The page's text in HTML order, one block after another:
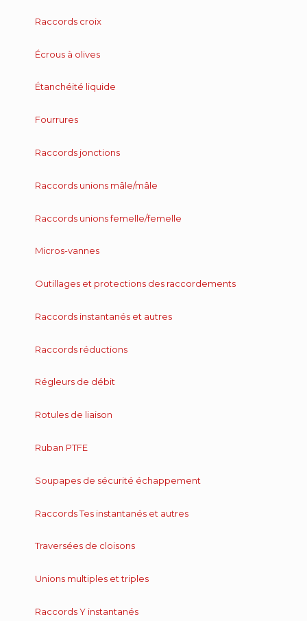
Raccords croix
Écrous à olives
Étanchéité liquide
Fourrures
Raccords jonctions
Raccords unions mâle/mâle
Raccords unions femelle/femelle
Micros-vannes
Outillages et protections des raccordements
Raccords instantanés et autres
Raccords réductions
Régleurs de débit
Rotules de liaison
Ruban PTFE
Soupapes de sécurité échappement
Raccords Tes instantanés et autres
Traversées de cloisons
Unions multiples et triples
Raccords Y instantanés